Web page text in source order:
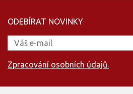
ODEBÍRAT NOVINKY
Zpracování osobních údajů.